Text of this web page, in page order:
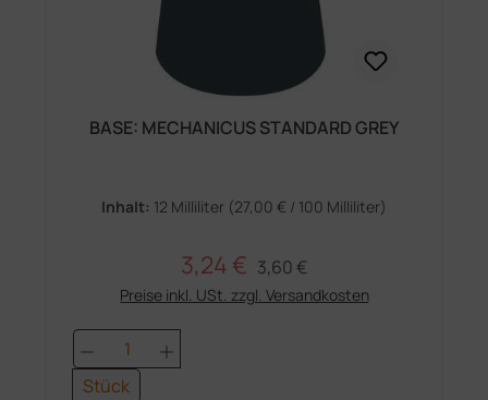
BASE: MECHANICUS STANDARD GREY
Inhalt: 12 Milliliter (27,00 € / 100 Milliliter)
Verkaufspreis:
3,24 € Regulärer Preis:
3,60 €
Preise inkl. USt. zzgl. Versandkosten
Produkt Anzahl: Gib den
Stück